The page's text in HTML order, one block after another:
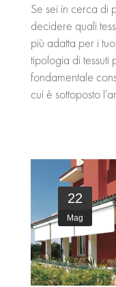
Se sei in cerca di
decidere quali
più adatta per i
tipologia di tessuti
fondamentale
cui è sottoposto
22
Mag